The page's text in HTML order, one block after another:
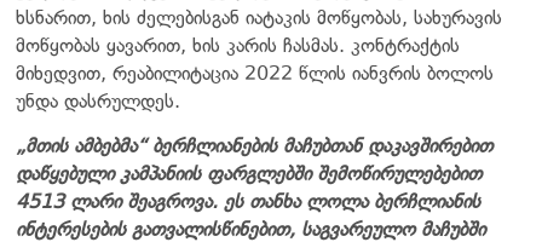
ხსნარით, ხის ძელებისგან იატაკის მოწყობას, სახურავის
მოწყობას ყავარით, ხის კარის ჩასმას. კონტრაქტის
მიხედვით, რეაბილიტაცია 2022 წლის იანვრის ბოლოს
უნდა დასრულდეს.
„მთის ამბებმა“ ბერჩლიანების მაჩუბთან დაკავშირებით
დაწყებული კამპანიის ფარგლებში შემოწირულებებით
4513 ლარი შეაგროვა. ეს თანხა ლოლა ბერჩლიანის
ინტერესების გათვალისწინებით, საგვარეულო მაჩუბში